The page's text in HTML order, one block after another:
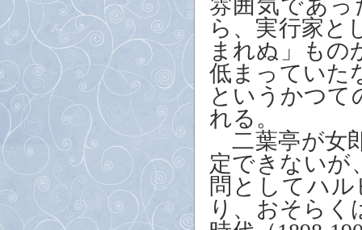
雰囲気であ
ら、実行家と
まれぬ」もの
低まっていた
というかつて
れる。
二葉亭が女
定できないが
問としてハ
り、おそらく